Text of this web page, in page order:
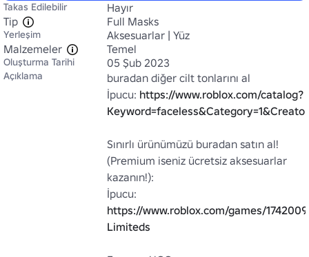
Takas Edilebilir
Hayır
Tip
Full Masks
Yerleşim
Aksesuarlar | Yüz
Malzemeler
Temel
Oluşturma Tarihi 05 Şub 2023
Açıklama
buradan diğer cilt tonlarını al
İpucu: https://www.roblox.com/catalog?
Sınırlı ürünümüzü buradan satın al!
(Premium iseniz ücretsiz aksesuarlar
kazanın!):
https://www.roblox.com/games/
Limiteds